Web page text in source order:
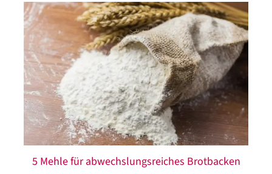
5 Mehle für abwechslungsreiches Brotbacken